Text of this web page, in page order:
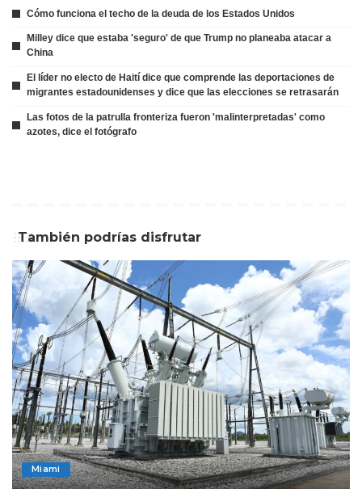
Cómo funciona el techo de la deuda de los Estados Unidos
Milley dice que estaba 'seguro' de que Trump no planeaba atacar a
China
El líder no electo de Haití dice que comprende las deportaciones de
migrantes estadounidenses y dice que las elecciones se retrasarán
Las fotos de la patrulla fronteriza fueron 'malinterpretadas' como
azotes, dice el fotógrafo
También podrías disfrutar
Miami